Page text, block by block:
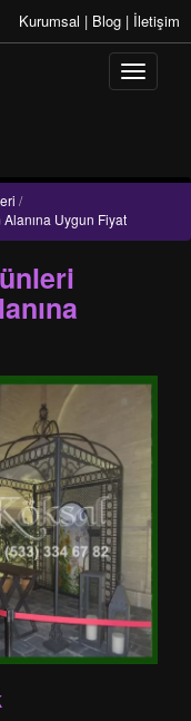
Kurumsal | Blog | İletişim
/
Uygun Fiyat